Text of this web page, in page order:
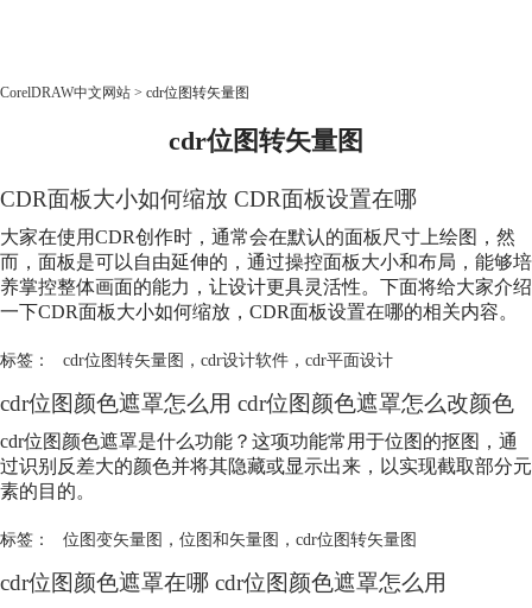
教程
下载
CorelDRAW中文网站 > cdr位图转矢量图
cdr位图转矢量图
CDR面板大小如何缩放 CDR面板设置在哪
大家在使用CDR创作时，通常会在默认的面板尺寸上绘图，然
而，面板是可以自由延伸的，通过操控面板大小和布局，能够培
养掌控整体画面的能力，让设计更具灵活性。下面将给大家介绍
一下CDR面板大小如何缩放，CDR面板设置在哪的相关内容。
标签： cdr位图转矢量图 ， cdr设计软件， cdr平面设计
cdr位图颜色遮罩怎么用 cdr位图颜色遮罩怎么改颜色
cdr位图颜色遮罩是什么功能？这项功能常用于位图的抠图，通
过识别反差大的颜色并将其隐藏或显示出来，以实现截取部分元
素的目的。
标签： 位图变矢量图 ， 位图和矢量图 ， cdr位图转矢量图
cdr位图颜色遮罩在哪 cdr位图颜色遮罩怎么用